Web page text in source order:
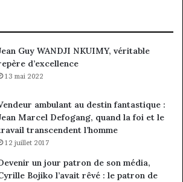
Guy WANDJI NKUIMY, véritable
d’excellence
13 mai 2022
ambulant au destin fantastique :
Marcel Defogang, quand la foi et le
transcendent l’homme
12 juillet 2017
un jour patron de son média,
Bojiko l’avait rêvé : le patron de